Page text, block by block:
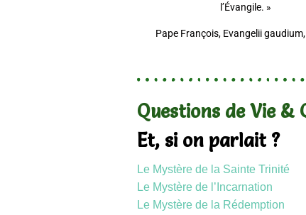
l’Évangile. »
Pape François, Evangelii
Questions de Vie &
Et, si on parlait ?
Le Mystère de la Sainte Trinité
Le Mystère de l’Incarnation
Le Mystère de la Rédemption